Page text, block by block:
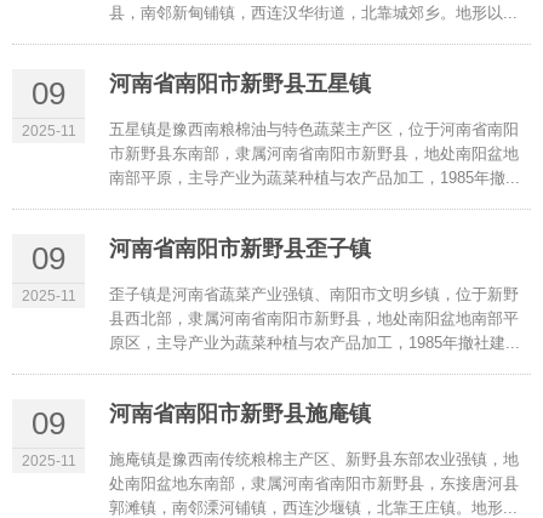
县，南邻新甸铺镇，西连汉华街道，北靠城郊乡。地形以...
09
2025-11
河南省南阳市新野县五星镇
五星镇是豫西南粮棉油与特色蔬菜主产区，位于河南省南阳
市新野县东南部，隶属河南省南阳市新野县，地处南阳盆地
南部平原，主导产业为蔬菜种植与农产品加工，1985年撤...
09
2025-11
河南省南阳市新野县歪子镇
歪子镇是河南省蔬菜产业强镇、南阳市文明乡镇，位于新野
县西北部，隶属河南省南阳市新野县，地处南阳盆地南部平
原区，主导产业为蔬菜种植与农产品加工，1985年撤社建...
09
2025-11
河南省南阳市新野县施庵镇
施庵镇是豫西南传统粮棉主产区、新野县东部农业强镇，地
处南阳盆地东南部，隶属河南省南阳市新野县，东接唐河县
郭滩镇，南邻溧河铺镇，西连沙堰镇，北靠王庄镇。地形...